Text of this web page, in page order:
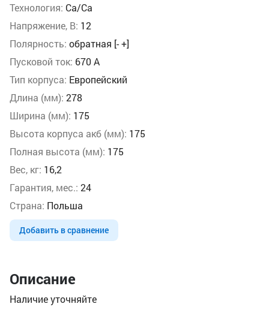
Технология: Ca/Ca
Напряжение, В: 12
Полярность: обратная [- +]
Пусковой ток: 670 А
Тип корпуса: Европейский
Длина (мм): 278
Ширина (мм): 175
Высота корпуса акб (мм): 175
Полная высота (мм): 175
Вес, кг: 16,2
Гарантия, мес.: 24
Страна: Польша
Добавить в сравнение
Описание
Наличие уточняйте